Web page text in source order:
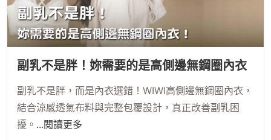
副乳不是胖！妳需要的是高側邊無鋼圈內衣
副乳不是胖，而是內衣選錯！WIWI高側邊無鋼圈內衣，
結合涼感透氣布料與完整包覆設計，真正改善副乳困
擾。 ...閱讀更多